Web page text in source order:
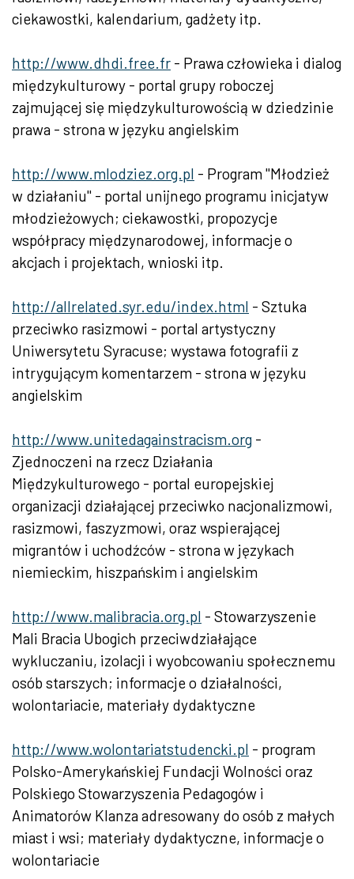
ciekawostki, kalendarium, gadżety itp.
http://www.dhdi.free.fr - Prawa człowieka i dialog
międzykulturowy - portal grupy roboczej
zajmującej się międzykulturowością w dziedzinie
prawa - strona w języku angielskim
http://www.mlodziez.org.pl - Program "Młodzież
w działaniu" - portal unijnego programu inicjatyw
młodzieżowych; ciekawostki, propozycje
współpracy międzynarodowej, informacje o
akcjach i projektach, wnioski itp.
http://allrelated.syr.edu/index.html - Sztuka
przeciwko rasizmowi - portal artystyczny
Uniwersytetu Syracuse; wystawa fotografii z
intrygującym komentarzem - strona w języku
angielskim
http://www.unitedagainstracism.org -
Zjednoczeni na rzecz Działania
Międzykulturowego - portal europejskiej
organizacji działającej przeciwko nacjonalizmowi,
rasizmowi, faszyzmowi, oraz wspierającej
migrantów i uchodźców - strona w językach
niemieckim, hiszpańskim i angielskim
http://www.malibracia.org.pl - Stowarzyszenie
Mali Bracia Ubogich przeciwdziałające
wykluczaniu, izolacji i wyobcowaniu społecznemu
osób starszych; informacje o działalności,
wolontariacie, materiały dydaktyczne
http://www.wolontariatstudencki.pl - program
Polsko-Amerykańskiej Fundacji Wolności oraz
Polskiego Stowarzyszenia Pedagogów i
Animatorów Klanza adresowany do osób z małych
miast i wsi; materiały dydaktyczne, informacje o
wolontariacie